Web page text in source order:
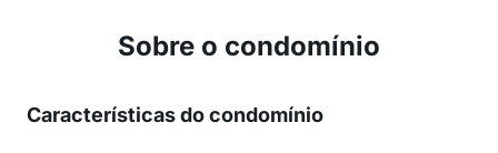
Sobre o condomínio
Características do condomínio